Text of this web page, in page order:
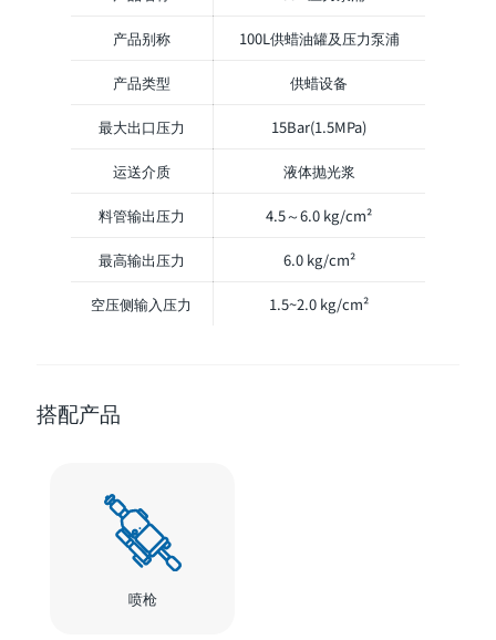
产品别称 100L供蜡油罐及压力泵浦
产品类型 供蜡设备
最大出口压力 15Bar(1.5MPa)
运送介质 液体抛光浆
料管输出压力 4.5～6.0 kg/cm²
最高输出压力 6.0 kg/cm²
空压侧输入压力 1.5~2.0 kg/cm²
搭配产品
喷枪